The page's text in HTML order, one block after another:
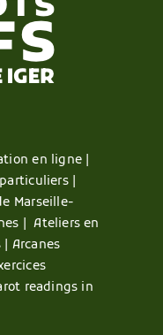
en ligne |
|
Marseille-
|Ateliers en
Arcanes
readings in